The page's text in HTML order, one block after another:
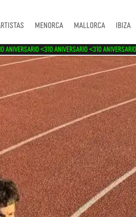
Menorca Mallorca Ibiza
<310 ANIVERSARIO <310 ANIVERSARIO